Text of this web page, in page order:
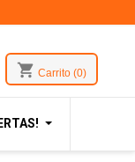
shopping_cart Carrito (0)